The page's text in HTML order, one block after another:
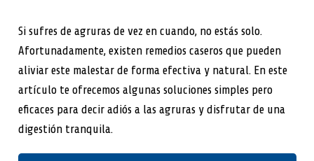
Si sufres de agruras de vez en cuando, no estás solo.
Afortunadamente, existen remedios caseros que pueden
aliviar este malestar de forma efectiva y natural. En este
artículo te ofrecemos algunas soluciones simples pero
eficaces para decir adiós a las agruras y disfrutar de una
digestión tranquila.